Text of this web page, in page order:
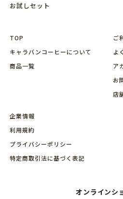
お試しセット
TOP
キャラバンコーヒーについて
商品⼀覧
ご
よ
ア
お
店
企業情報
利用規約
プライバシーポリシー
特定商取引法に基づく表記
オンラインシ